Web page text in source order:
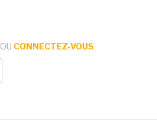
OU CONNECTEZ-VOUS